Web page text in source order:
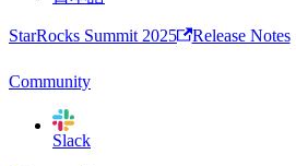
StarRocks Summit 2025 Release Notes
Community
Slack